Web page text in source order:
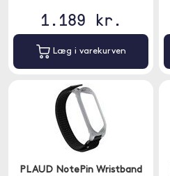
1.189 kr.
Læg i varekurven
PLAUD NotePin Wristband